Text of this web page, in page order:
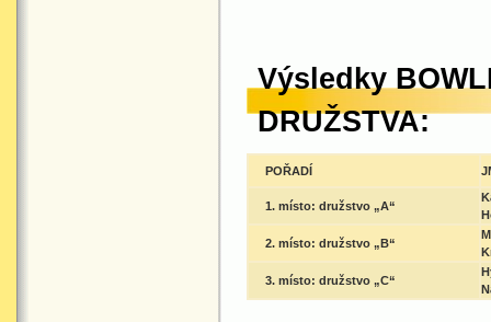
Výsledky
DRUŽSTVA:
POŘADÍ
1. místo: družstvo „A“
2. místo: družstvo „B“
3. místo: družstvo „C“